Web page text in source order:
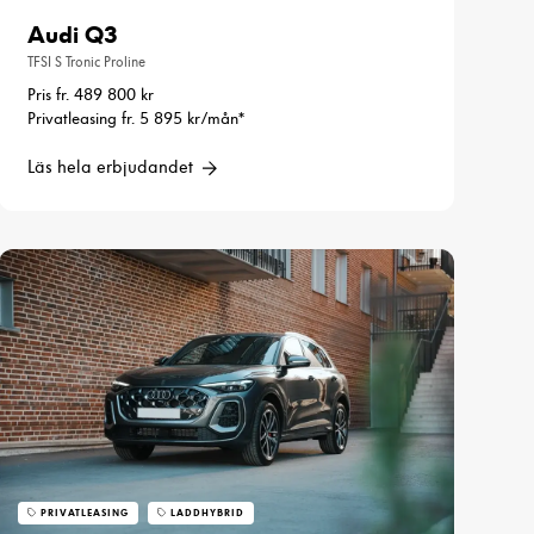
Audi Q3
TFSI S Tronic Proline
Pris fr. 489 800 kr
Privatleasing fr. 5 895 kr/mån*
Läs hela erbjudandet
PRIVATLEASING LADDHYBRID